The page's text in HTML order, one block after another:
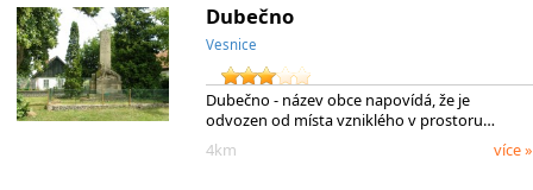
Dubečno
Vesnice
Dubečno - název obce napovídá, že je
odvozen od místa vzniklého v prostoru…
4km
více »